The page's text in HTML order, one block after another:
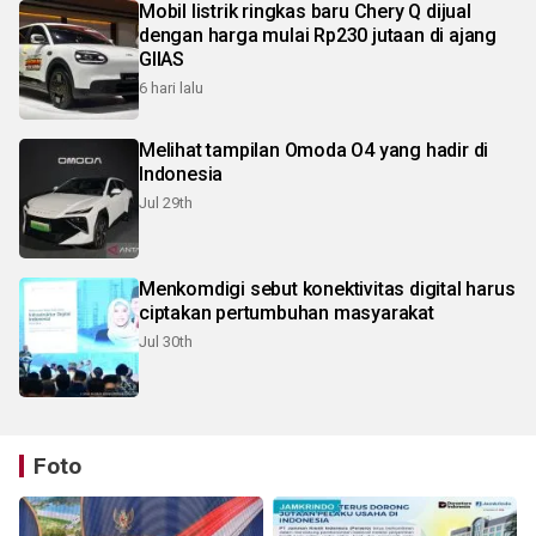
Mobil listrik ringkas baru Chery Q dijual
dengan harga mulai Rp230 jutaan di ajang
GIIAS
6 hari lalu
Melihat tampilan Omoda O4 yang hadir di
Indonesia
Jul 29th
Menkomdigi sebut konektivitas digital harus
ciptakan pertumbuhan masyarakat
Jul 30th
Foto